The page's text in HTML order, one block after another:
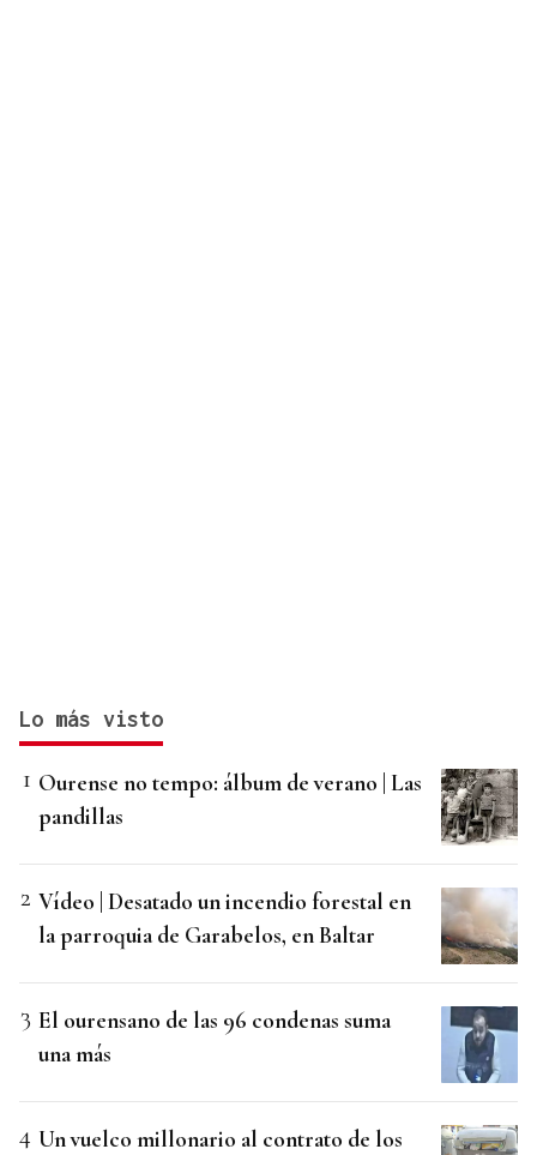
Lo más visto
Ourense no tempo: álbum de verano | Las
pandillas
Vídeo | Desatado un incendio forestal en
la parroquia de Garabelos, en Baltar
El ourensano de las 96 condenas suma
una más
Un vuelco millonario al contrato de los